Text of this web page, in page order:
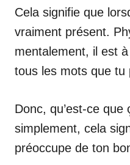
Cela signifie que
vraiment présent.
mentalement, il est
tous les mots que tu
Donc, qu’est-ce
simplement, cela
préoccupe de ton